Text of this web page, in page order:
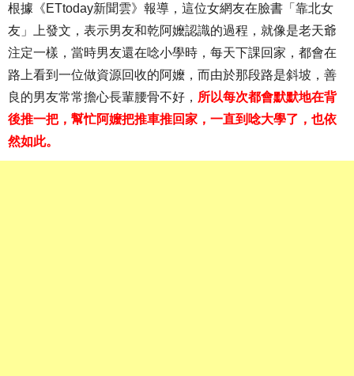
根據《ETtoday新聞雲》報導，這位女網友在臉書「靠北女
友」上發文，表示男友和乾阿嬤認識的過程，就像是老天爺
注定一樣，當時男友還在唸小學時，每天下課回家，都會在
路上看到一位做資源回收的阿嬤，而由於那段路是斜坡，善
良的男友常常擔心長輩腰骨不好， 所以每次都會默默地在背
後推一把，幫忙阿嬤把推車推回家，一直到唸大學了，也依
然如此。